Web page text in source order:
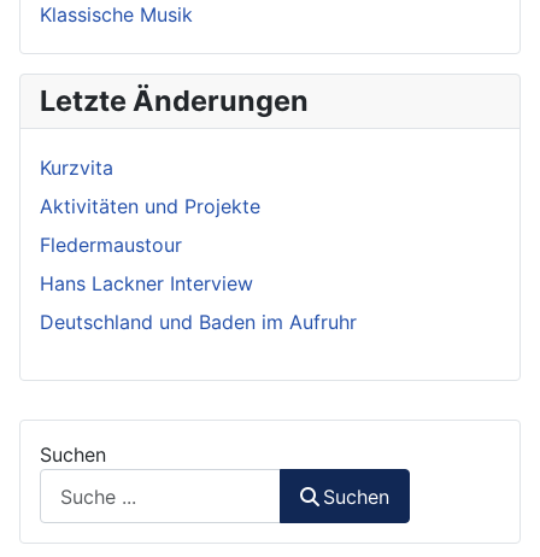
Suchen
Suchen
Klassische Musik
Letzte Änderungen
Kurzvita
Aktivitäten und Projekte
Fledermaustour
Hans Lackner Interview
Deutschland und Baden im Aufruhr